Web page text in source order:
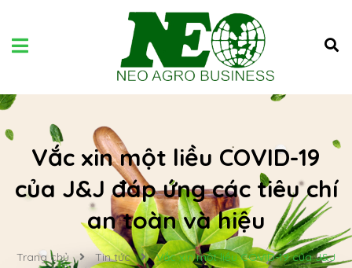
Vắc xin một liều COVID-19
của J&J đáp ứng các tiêu chí
an toàn và hiệu
Trang chủ Tin tức
Vắc xin một liều COVID-19 của J&J